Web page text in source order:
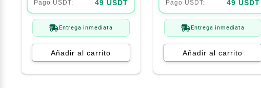
49 USDT
Entrega inmediata
Añadir al carrito
49 USDT
Entrega inmediata
Añadir al carrito